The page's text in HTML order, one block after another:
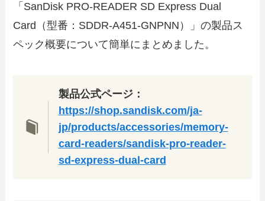
「SanDisk PRO-READER SD Express Dual
Card（型番：SDDR-A451-GNPNN）」の製品ス
ペック概要について簡単にまとめました。
製品公式ページ：
https://shop.sandisk.com/ja-
jp/products/accessories/memory-
card-readers/sandisk-pro-reader-
sd-express-dual-card